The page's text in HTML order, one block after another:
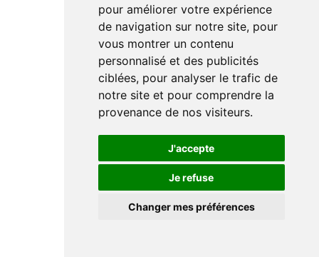
pour améliorer votre expérience
de navigation sur notre site, pour
vous montrer un contenu
personnalisé et des publicités
ciblées, pour analyser le trafic de
notre site et pour comprendre la
provenance de nos visiteurs.
J'accepte
Je refuse
Changer mes préférences